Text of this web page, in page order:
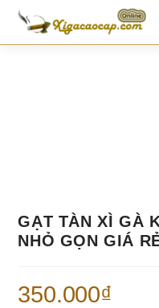
Skip
content
GẠT TÀN XÌ GÀ
NHỎ GỌN GIÁ
350.000₫